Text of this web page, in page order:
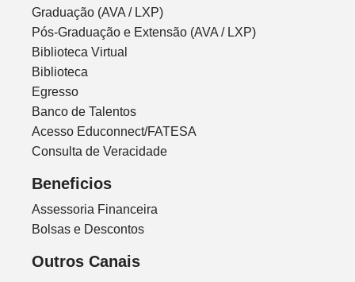
Graduação (AVA / LXP)
Pós-Graduação e Extensão (AVA / LXP)
Biblioteca Virtual
Biblioteca
Egresso
Banco de Talentos
Acesso Educonnect/FATESA
Consulta de Veracidade
Beneficios
Assessoria Financeira
Bolsas e Descontos
Outros Canais